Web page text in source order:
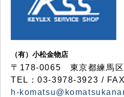
（有）小松金物店
〒178-0065 東京都練馬
TEL：03-3978-3923 /
h-